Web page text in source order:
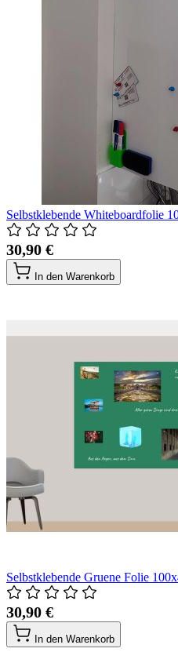
Selbstklebende Whiteboardfolie
30,90 €
In den Warenkorb
Selbstklebende Gruene Folie
30,90 €
In den Warenkorb